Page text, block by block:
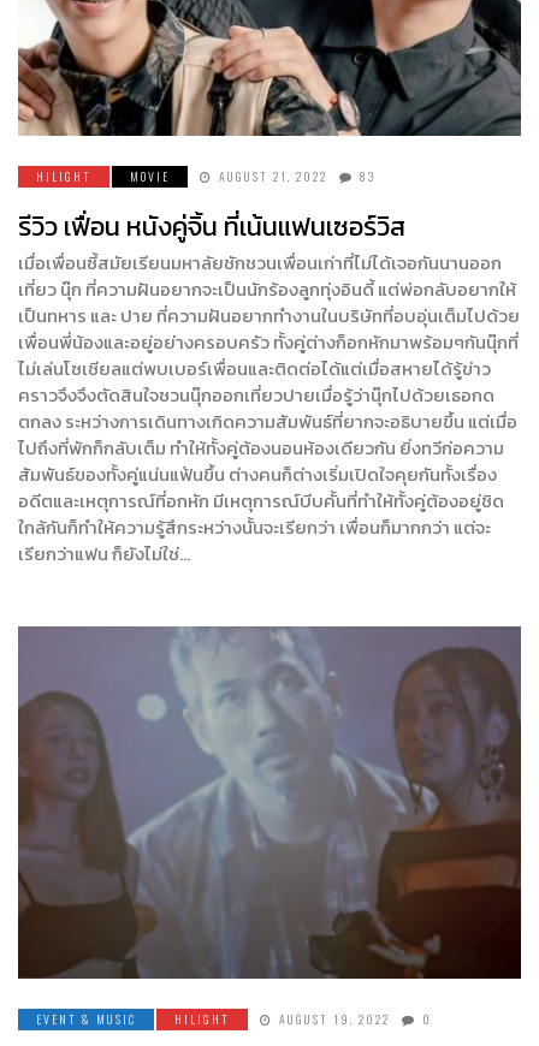
HILIGHT MOVIE AUGUST 21, 2022 83
รีวิว เฟื่อน หนังคู่จิ้น ที่เน้นแฟนเซอร์วิส
เมื่อเพื่อนซี้สมัยเรียนมหาลัยชักชวนเพื่อนเก่าที่ไม่ได้เจอกันนานออก
เที่ยว นุ๊ก ที่ความฝันอยากจะเป็นนักร้องลูกทุ่งอินดี้ แต่พ่อกลับอยากให้
เป็นทหาร และ ปาย ที่ความฝันอยากทำงานในบริษัทที่อบอุ่นเต็มไปด้วย
เพื่อนพี่น้องและอยู่อย่างครอบครัว ทั้งคู่ต่างก็อกหักมาพร้อมๆกันนุ๊กที่
ไม่เล่นโซเชียลแต่พบเบอร์เพื่อนและติดต่อได้แต่เมื่อสหายได้รู้ข่าว
คราวจึงจึงตัดสินใจชวนนุ๊กออกเที่ยวปายเมื่อรู้ว่านุ๊กไปด้วยเธอกด
ตกลง ระหว่างการเดินทางเกิดความสัมพันธ์ที่ยากจะอธิบายขึ้น แต่เมื่อ
ไปถึงที่พักก็กลับเต็ม ทำให้ทั้งคู่ต้องนอนห้องเดียวกัน ยิ่งทวีก่อความ
สัมพันธ์ของทั้งคู่แน่นแฟ้นขึ้น ต่างคนก็ต่างเริ่มเปิดใจคุยกันทั้งเรื่อง
อดีตและเหตุการณ์ที่อกหัก มีเหตุการณ์บีบคั้นที่ทำให้ทั้งคู่ต้องอยู่ชิด
ใกล้กันก็ทำให้ความรู้สึกระหว่างนั้นจะเรียกว่า เพื่อนก็มากกว่า แต่จะ
เรียกว่าแฟน ก็ยังไม่ใช่…
EVENT & MUSIC HILIGHT AUGUST 19, 2022 0